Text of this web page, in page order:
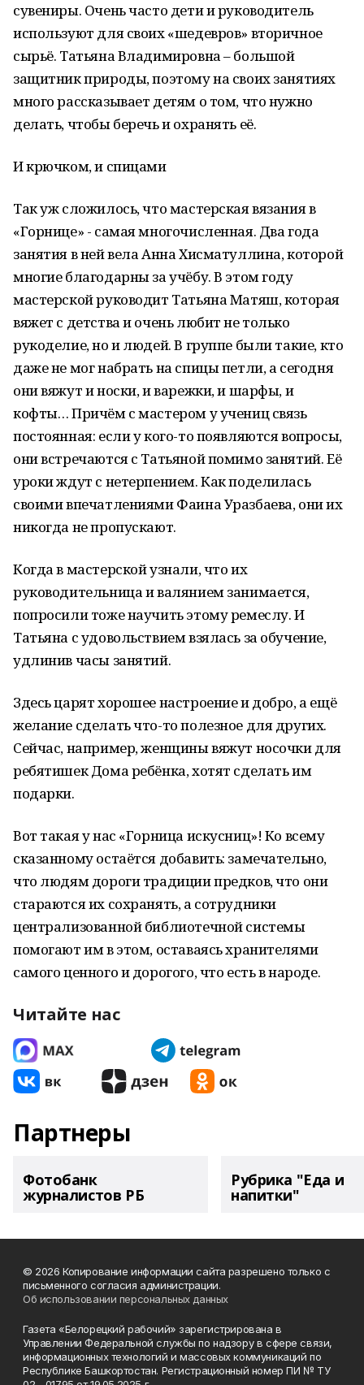
сувениры. Очень часто дети и руководитель
используют для своих «шедевров» вторичное
сырьё. Татьяна Владимировна – большой
защитник природы, поэтому на своих занятиях
много рассказывает детям о том, что нужно
делать, чтобы беречь и охранять её.
И крючком, и спицами
Так уж сложилось, что мастерская вязания в
«Горнице» - самая многочисленная. Два года
занятия в ней вела Анна Хисматуллина, которой
многие благодарны за учёбу. В этом году
мастерской руководит Татьяна Матяш, которая
вяжет с детства и очень любит не только
рукоделие, но и людей. В группе были такие, кто
даже не мог набрать на спицы петли, а сегодня
они вяжут и носки, и варежки, и шарфы, и
кофты… Причём с мастером у учениц связь
постоянная: если у кого-то появляются вопросы,
они встречаются с Татьяной помимо занятий. Её
уроки ждут с нетерпением. Как поделилась
своими впечатлениями Фаина Уразбаева, они их
никогда не пропускают.
Когда в мастерской узнали, что их
руководительница и валянием занимается,
попросили тоже научить этому ремеслу. И
Татьяна с удовольствием взялась за обучение,
удлинив часы занятий.
Здесь царят хорошее настроение и добро, а ещё
желание сделать что-то полезное для других.
Сейчас, например, женщины вяжут носочки для
ребятишек Дома ребёнка, хотят сделать им
подарки.
Вот такая у нас «Горница искусниц»! Ко всему
сказанному остаётся добавить: замечательно,
что людям дороги традиции предков, что они
стараются их сохранять, а сотрудники
централизованной библиотечной системы
помогают им в этом, оставаясь хранителями
самого ценного и дорогого, что есть в народе.
Читайте нас
Партнеры
Фотобанк
журналистов РБ
Рубрика "Еда и
напитки"
© 2026 Копирование информации сайта разрешено только с
письменного согласия администрации.
Об использовании персональных данных
Газета «Белорецкий рабочий» зарегистрирована в
Управлении Федеральной службы по надзору в сфере связи,
информационных технологий и массовых коммуникаций по
Республике Башкортостан. Регистрационный номер ПИ № ТУ